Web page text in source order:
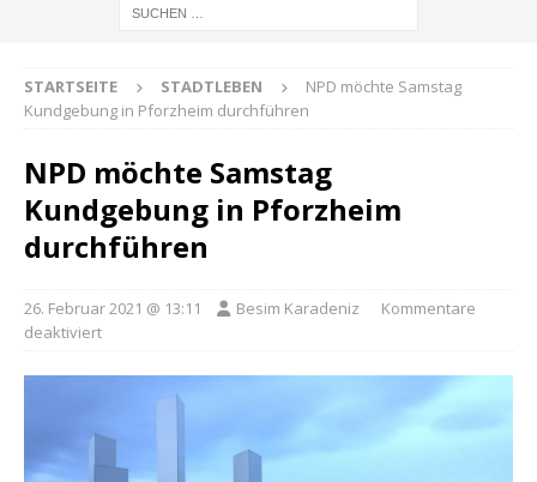
STARTSEITE STADTLEBEN
NPD möchte Samstag
Kundgebung in Pforzheim durchführen
NPD möchte Samstag
Kundgebung in Pforzheim
durchführen
26. Februar 2021 @ 13:11 Besim Karadeniz
Kommentare
deaktiviert